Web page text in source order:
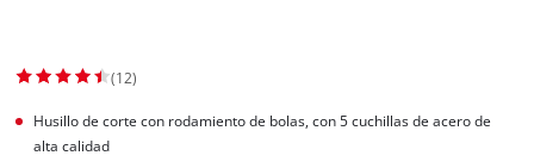
(12)
Husillo de corte con rodamiento de bolas, con 5 cuchillas de acero de
alta calidad